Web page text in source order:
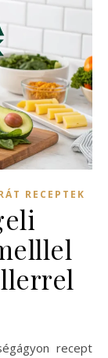
RECEPTEK